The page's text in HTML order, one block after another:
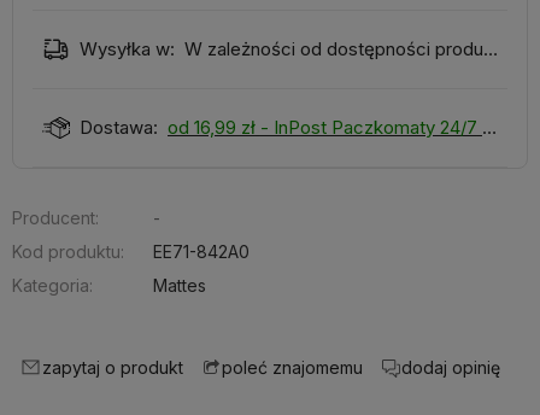
Wysyłka w: W zależności od dostępności produktu
Dostawa: od 16,99 zł - InPost Paczkomaty 24/7
Producent:
-
Kod produktu:
EE71-842A0
Kategoria:
Mattes
zapytaj o produkt poleć znajomemu dodaj opinię